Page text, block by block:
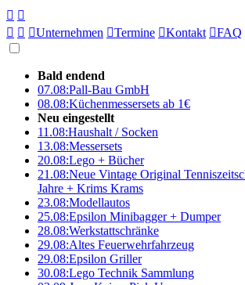
 
  Unternehmen Termine Kontakt FAQ
Bald endend
07.08:Pall-Bau GmbH
08.08:Küchenmessersets ab 1€
Neu eingestellt
11.08:Haushalt / Socken
13.08:Messersets
20.08:Lego + Bücher
21.08:Neue Vintage Original
Jahre + Krims Krams
23.08:Modellautos
25.08:Epsilon Minibagger + Dumper
28.08:Werkstattschränke
29.08:Altes Feuerwehrfahrzeug
29.08:Epsilon Griller
30.08:Lego Technik Sammlung